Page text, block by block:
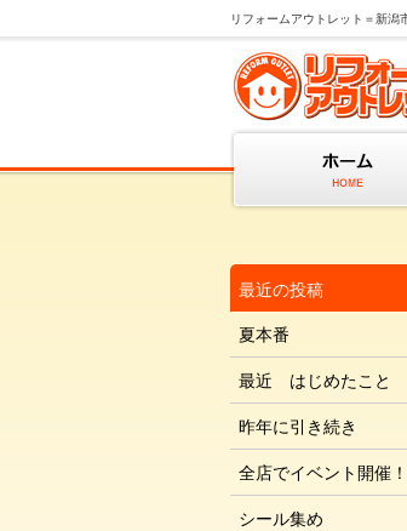
リフォームアウトレット＝新潟
最近の投稿
夏本番
最近 はじめたこと
昨年に引き続き
全店でイベント開催！
シール集め